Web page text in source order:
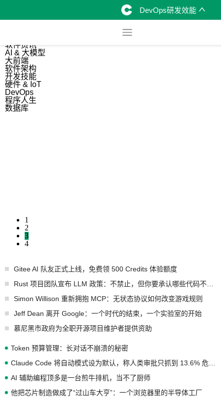
DevOps研发效能
软件资讯
AI & 大模型
大前端
软件架构
开发技能
硬件 & IoT
DevOps
程序人生
数据库
1
2
3
4
Gitee AI 队友正式上线，免费领 500 Credits 体验额度
Simon Willison 重新拥抱 MCP：无状态协议如何改变游戏规则
Jeff Dean 离开 Google：一个时代的结束，一个实验室的开始
慕尼黑市政府为全职开源项目维护者提供资助
Token 预算管理：长对话不崩溃的秘密
AI 辅助编程顶多是一台煎牛排机，当不了厨师
他把芯片制造做成了“过山车大亨”：一个浏览器里的半导体工厂